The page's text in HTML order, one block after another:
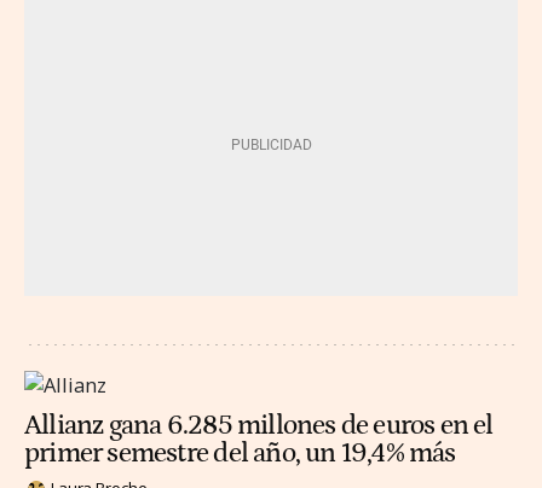
Allianz gana 6.285 millones de euros en el
primer semestre del año, un 19,4% más